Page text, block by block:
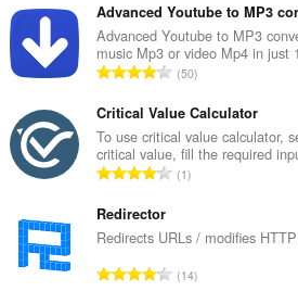
α
θ
μ
ο
λ
ο
γ
ή
ω
:
ν
ο
λ
ο
α
θ
μ
ο
ο
ή
Advanced Youtube to MP3
Advanced Youtube to MP3
music Mp3 or video Mp4 in just
Σ
ν
ο
λ
ο
θ
μ
ο
50
Critical Value Calculator
To use critical value calculator,
critical value, fill the required
Σ
ο
ο
1
Redirector
Redirects URLs / modifies
Σ14